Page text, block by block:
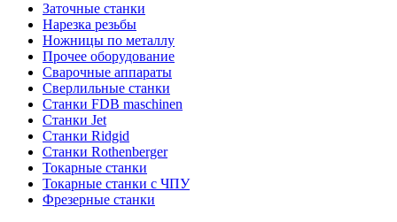
Заточные станки
Нарезка резьбы
Ножницы по металлу
Прочее оборудование
Сварочные аппараты
Сверлильные станки
Станки FDB maschinen
Станки Jet
Станки Ridgid
Станки Rothenberger
Токарные станки
Токарные станки с ЧПУ
Фрезерные станки